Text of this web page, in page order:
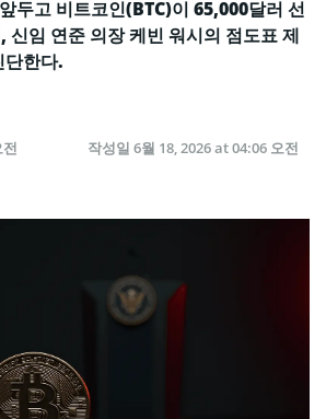
두고 비트코인(BTC)이 65,000달러 선
신임 연준 의장 케빈 워시의 점도표 제
단한다.
작성일 6월 18, 2026 at 04:06 오전